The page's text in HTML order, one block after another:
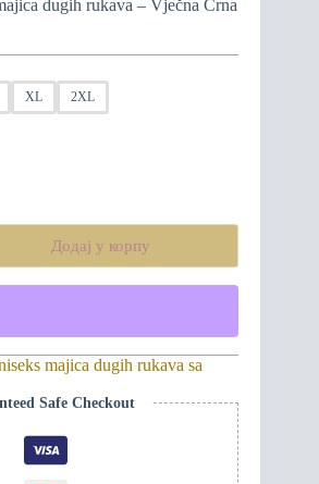
dugih rukava – Vječna Crna
XL 2XL
Додај у корпу
majica dugih rukava sa
Safe Checkout